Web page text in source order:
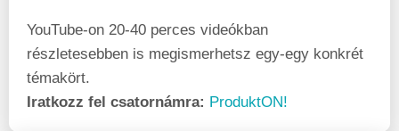
YouTube-on 20-40 perces videókban
részletesebben is megismerhetsz egy-egy konkrét
témakört.
Iratkozz fel csatornámra: ProduktON!